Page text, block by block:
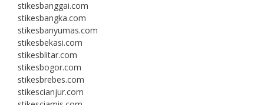
stikesbanggai.com
stikesbangka.com
stikesbanyumas.com
stikesbekasi.com
stikesblitar.com
stikesbogor.com
stikesbrebes.com
stikescianjur.com